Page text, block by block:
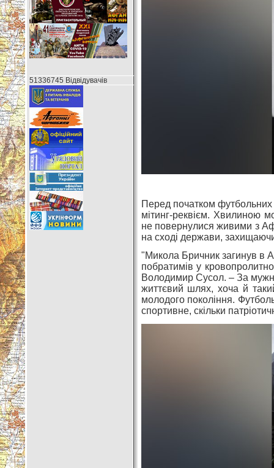
51336745 Відвідувачів
Перед початком футбольних
мітинг-реквієм. Хвилиною
не повернулися живими з
на сході держави, захищаючи
"Микола Бричник загинув в
побратимів у
Володимир Сусол. – За
життєвий шлях, хоча й
молодого покоління.
спортивне, скільки